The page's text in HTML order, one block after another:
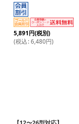
5,891円(税別)
(税込:6,480円)